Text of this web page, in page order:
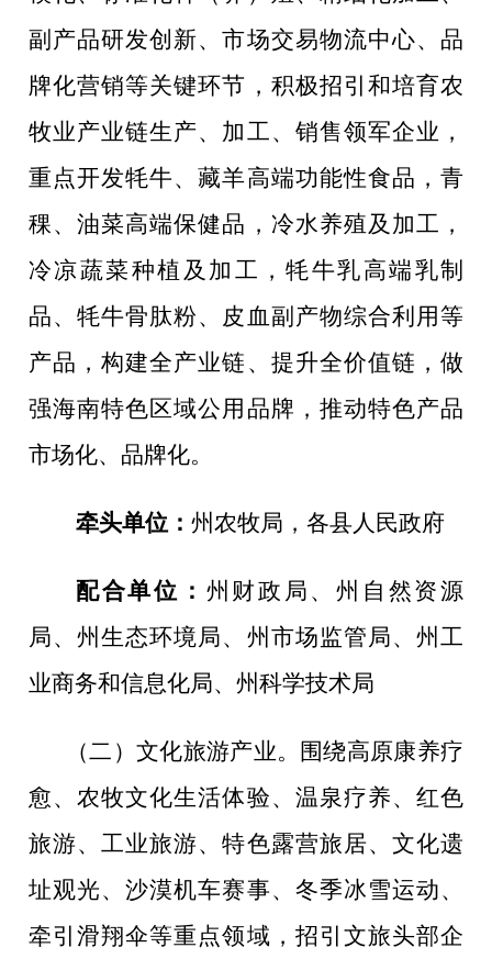
副产品研发创新、市场交易物流中心、品
牌化营销等关键环节，积极招引和培育农
牧业产业链生产、加工、销售领军企业，
重点开发牦牛、藏羊高端功能性食品，青
稞、油菜高端保健品，冷水养殖及加工，
冷凉蔬菜种植及加工，牦牛乳高端乳制
品、牦牛骨肽粉、皮血副产物综合利用等
产品，构建全产业链、提升全价值链，做
强海南特色区域公用品牌 ，推动特色产品
市场化、品牌化。
牵头单位：州农牧局 ，各县人民政府
配合单位： 州财政局、州自然资源
局、州生态环境局、州市场监管局、 州工
业商务和信息化局、州科学技术局
（二）文化旅游产业。
围绕高原康养疗
愈、农牧文化生活体验、温泉疗养、红色
旅游、工业旅游、特色露营旅居、文化遗
址观光、沙漠机车赛事、冬季冰雪运动、
牵引滑翔伞等重点领域，招引文旅头部企